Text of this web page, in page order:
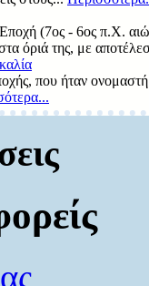
(7ος - 6ος π.Χ.
όριά της, με
που ήταν ονομαστή